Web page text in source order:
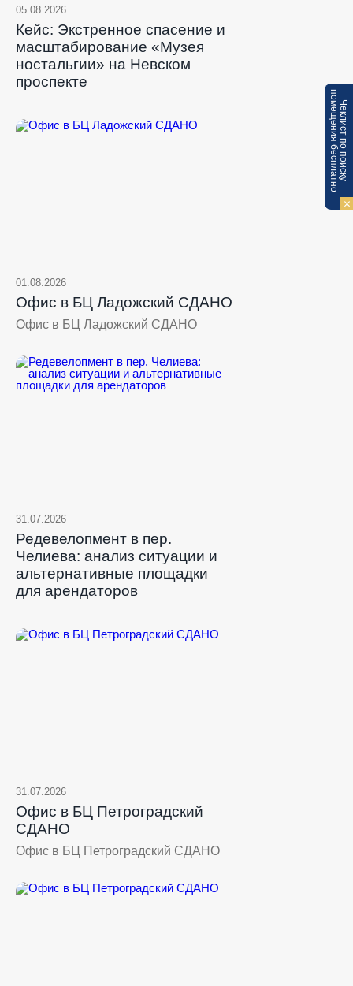
05.08.2026
Кейс: Экстренное спасение и
масштабирование «Музея
ностальгии» на Невском
проспекте
01.08.2026
Офис в БЦ Ладожский СДАНО
Офис в БЦ Ладожский СДАНО
31.07.2026
Редевелопмент в пер.
Челиева: анализ ситуации и
альтернативные площадки
для арендаторов
31.07.2026
Офис в БЦ Петроградский
СДАНО
Офис в БЦ Петроградский СДАНО
Ч
е
к
л
и
с
т
п
о
п
о
и
с
к
у
по
м
е
щ
е
н
и
я
б
е
с
п
л
а
т
н
о
×